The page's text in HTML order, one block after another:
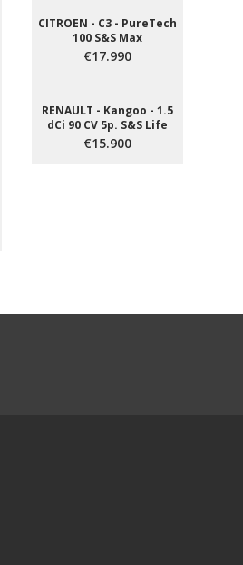
CITROEN - C3 - PureTech
100 S&S Max
€17.990
RENAULT - Kangoo - 1.5
dCi 90 CV 5p. S&S Life
€15.900